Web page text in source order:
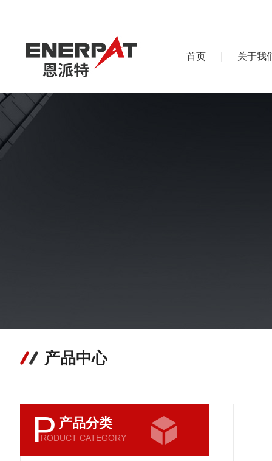
首页 关于我
产品中心
P 产品分类
RODUCT CATEGORY